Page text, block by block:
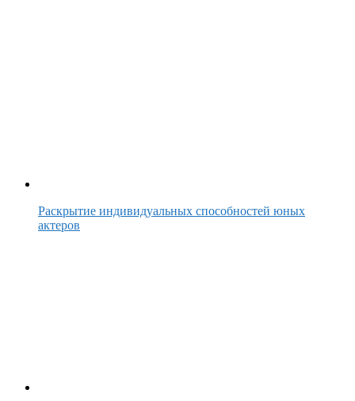
Раскрытие индивидуальных способностей юных
актеров